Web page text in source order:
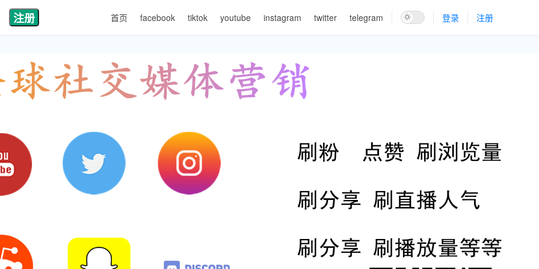
注册 首页 facebook tiktok youtube instagram twitter telegram 登录 注册